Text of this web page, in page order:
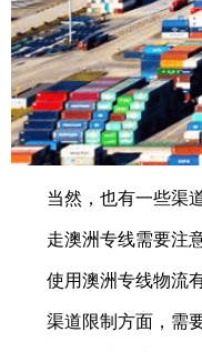
当然，也有一些渠道
走澳洲专线需要注
使用澳洲专线物流有
渠道限制方面，需要